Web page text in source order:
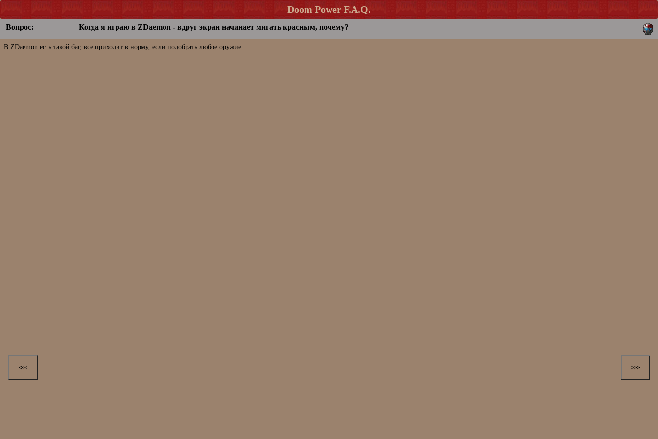
Doom Power F.A.Q.
Вопрос: Когда я играю в ZDaemon - вдруг экран начинает мигать красным, почему?
В ZDaemon есть такой баг, все приходит в норму, если подобрать любое оружие.